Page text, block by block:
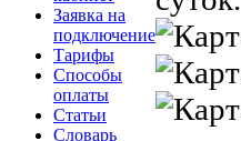
Заявка на
подключение
Тарифы
Способы
оплаты
Статьи
Словарь